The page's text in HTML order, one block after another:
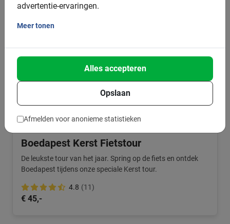
advertentie-ervaringen.
Meer tonen
Opslaan
Alles accepteren
Afmelden voor anonieme statistieken
Boedapest Kerst Fietstour
De leukste tour van het jaar. Spring op de fiets en ontdek
Boedapest tijdens onze speciale Kerst tour.
4.8 (11)
€ 45,-